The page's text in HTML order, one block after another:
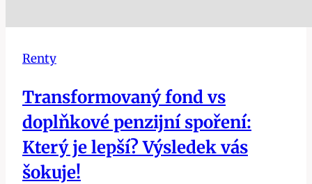
Renty
Transformovaný fond vs
doplňkové penzijní spoření:
Který je lepší? Výsledek vás
šokuje!